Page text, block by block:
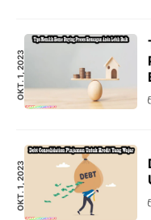
OKT. 1, 2023
OKT. 1, 2023